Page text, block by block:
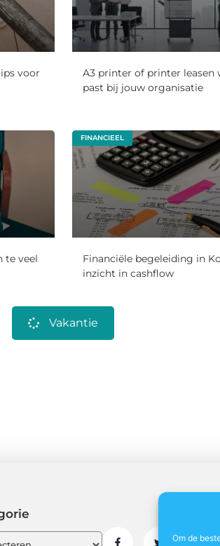
Om de
voor
A3 printer of printer leasen
past bij jouw organisatie
te veel
FINANCIEEL
Financiële begeleiding in
inzicht in cashflow
Vakantie